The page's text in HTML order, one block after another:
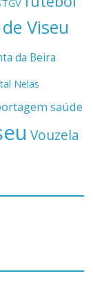
Viseu
da Beira
Nelas
saúde
Vouzela